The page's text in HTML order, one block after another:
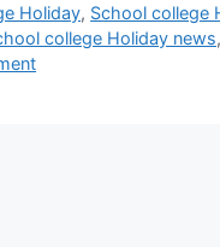
Holiday, School college
college Holiday news,